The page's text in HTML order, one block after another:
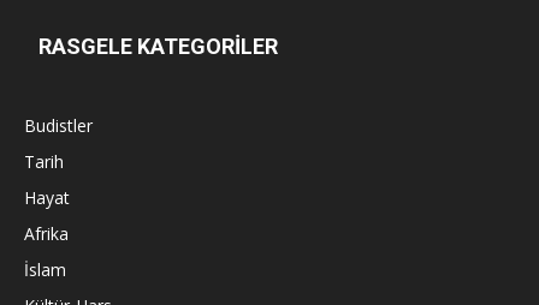
RASGELE KATEGORİLER
Budistler
Tarih
Hayat
Afrika
İslam